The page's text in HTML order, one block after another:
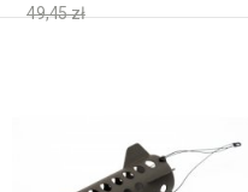
49,45 zł